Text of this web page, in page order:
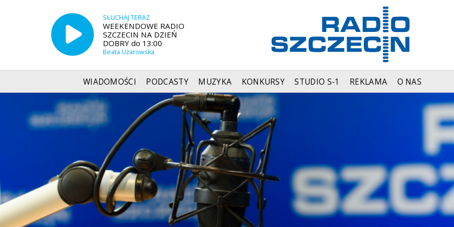
SŁUCHAJ TERAZ
WEEKENDOWE RADIO
SZCZECIN NA DZIEŃ
DOBRY do 13:00
Beata Użarowska
WIADOMOŚCI PODCASTY MUZYKA KONKURSY STUDIO S-1 REKLAMA O NAS